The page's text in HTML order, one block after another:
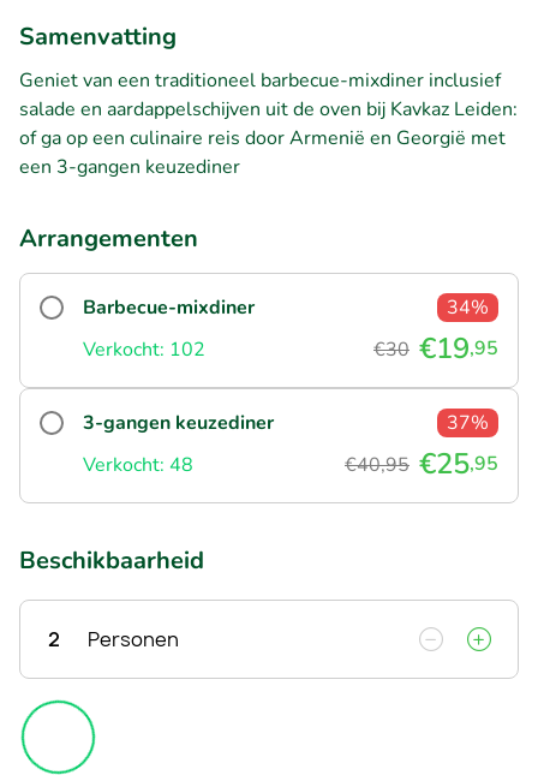
Samenvatting
Geniet van een traditioneel barbecue-mixdiner inclusief
salade en aardappelschijven uit de oven bij Kavkaz Leiden:
of ga op een culinaire reis door Armenië en Georgië met
een 3-gangen keuzediner
Arrangementen
Barbecue-mixdiner
34%
Verkocht: 102
€30 €19,95
3-gangen keuzediner
37%
Verkocht: 48
€40,95 €25,95
Beschikbaarheid
2 Personen